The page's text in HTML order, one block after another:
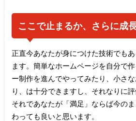
ここで止まるか、さらに成
正直今あなたが身につけた技術でも
ます。簡単なホームページを自分で
ー制作を進んでやってみたり、小さ
り、は十分できますし、それなりに評
それであなたが「満足」ならば今の
わっても良いと思います。